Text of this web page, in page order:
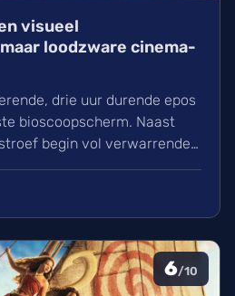
visueel
loodzware cinema-
drie uur durende epos
bioscoopscherm. Naast
begin vol verwarrende
acteerwerk, evolueert de
epos vol praktische
6/10